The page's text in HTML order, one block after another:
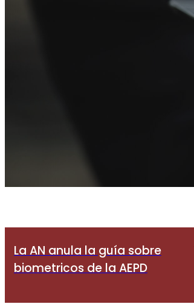
La AN anula la guía sobre
biometricos de la AEPD